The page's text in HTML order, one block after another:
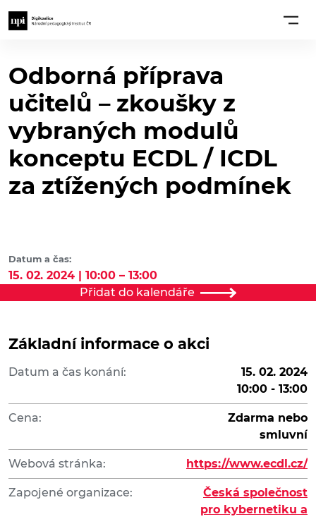
Odborná příprava
učitelů – zkoušky z
vybraných modulů
konceptu ECDL / ICDL
za ztížených podmínek
Datum a čas:
15. 02. 2024 | 10:00 – 13:00
Přidat do kalendáře
Základní informace o akci
Datum a čas konání:
15. 02. 2024
10:00 - 13:00
Cena:
Zdarma nebo
smluvní
Webová stránka: https://www.ecdl.cz/
Zapojené organizace:
Česká společnost
pro kybernetiku a